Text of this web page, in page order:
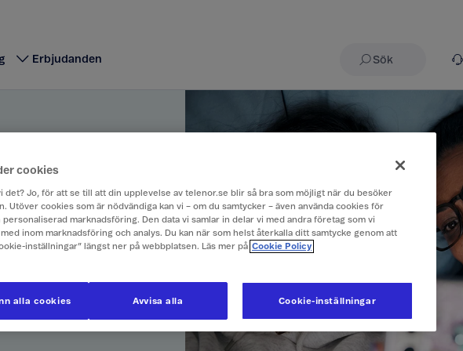
Erbjudanden
Sök
är familjemedlem.
in med Telenor ID
cookies
det? Jo, för att se till att din upplevelse av telenor.se blir så bra som möjligt när du besöker
Utöver cookies som är nödvändiga kan vi – om du samtycker – även använda cookies för
personaliserad marknadsföring. Den data vi samlar in delar vi med andra företag som vi
inom marknadsföring och analys. Du kan när som helst återkalla ditt samtycke genom att
inställningar” längst ner på webbplatsen. Läs mer på Cookie Policy
Cookie-inställningar
Avvisa alla
alla cookies